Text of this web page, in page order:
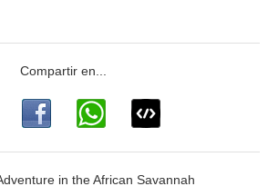
in the African Savannah